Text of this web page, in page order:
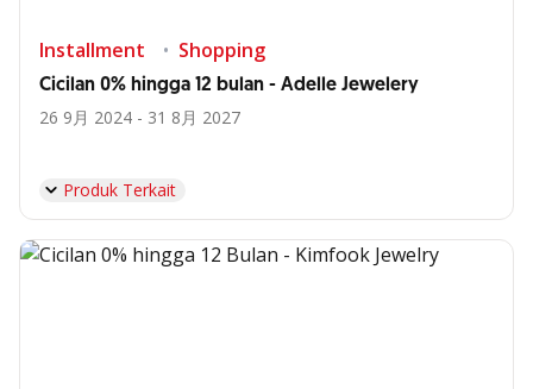
Installment Shopping
Cicilan 0% hingga 12 bulan - Adelle Jewelery
26 9月 2024 - 31 8月 2027
Produk Terkait